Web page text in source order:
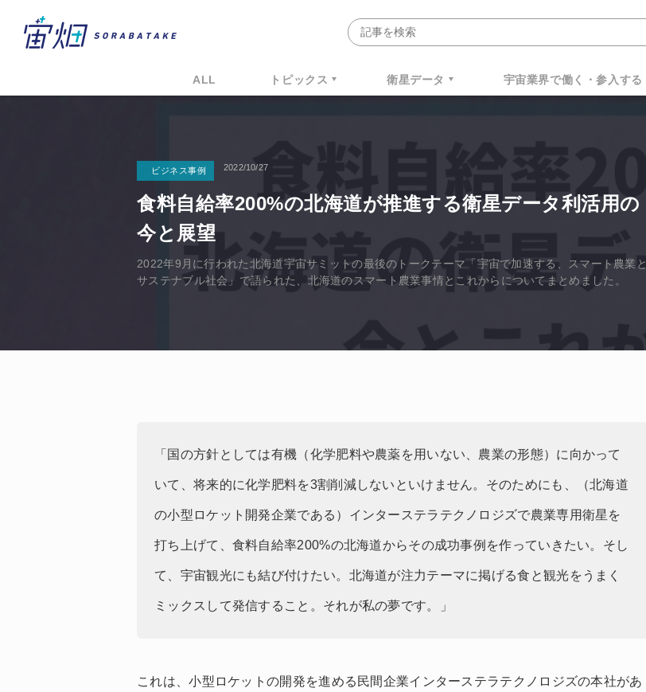
ALL トピックス 衛星データ 宇宙業界で働く・参入する
ビジネス事例 2022/10/27
食料自給率200%の北海道が推進する衛星データ利活用の
今と展望
2022年9月に行われた北海道宇宙サミットの最後のトークテーマ「宇宙で加速する、スマート農業と
サステナブル社会」で語られた、北海道のスマート農業事情とこれからについてまとめました。
「国の方針としては有機（化学肥料や農薬を用いない、農業の形態）に向かって
いて、将来的に化学肥料を3割削減しないといけません。そのためにも、（北海道
の小型ロケット開発企業である）インターステラテクノロジズで農業専用衛星を
打ち上げて、食料自給率200%の北海道からその成功事例を作っていきたい。そし
て、宇宙観光にも結び付けたい。北海道が注力テーマに掲げる食と観光をうまく
ミックスして発信すること。それが私の夢です。」
これは、小型ロケットの開発を進める民間企業インターステラテクノロジズの本社があ